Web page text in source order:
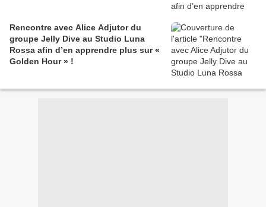
Rencontre avec Alice Adjutor du
groupe Jelly Dive au Studio Luna
Rossa afin d’en apprendre plus sur «
Golden Hour » !